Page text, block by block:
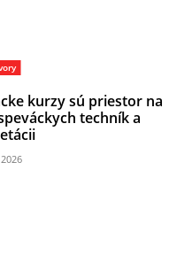
kurzy sú priestor na
techník a